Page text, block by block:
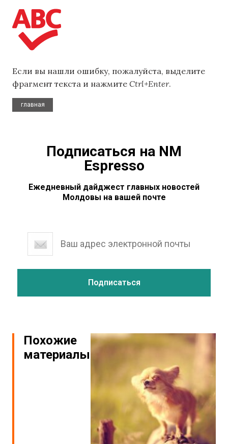
Если вы нашли ошибку, пожалуйста, выделите
фрагмент текста и нажмите Ctrl+Enter.
главная
Подписаться на NM
Espresso
Ежедневный дайджест главных новостей
Молдовы на вашей почте
Похожие
материалы